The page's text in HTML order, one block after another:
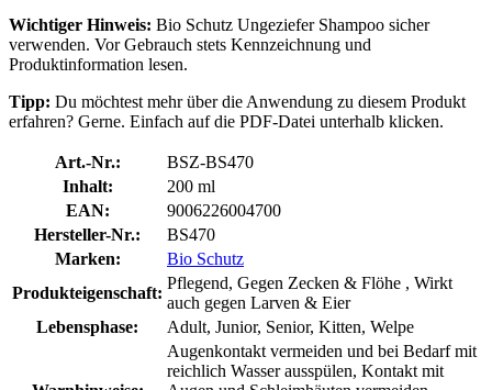
Wichtiger Hinweis: Bio Schutz Ungeziefer Shampoo sicher
verwenden. Vor Gebrauch stets Kennzeichnung und
Produktinformation lesen.
Tipp: Du möchtest mehr über die Anwendung zu diesem Produkt
erfahren? Gerne. Einfach auf die PDF-Datei unterhalb klicken.
Art.-Nr.:
BSZ-BS470
Inhalt:
200 ml
EAN:
9006226004700
Hersteller-Nr.:
BS470
Marken:
Bio Schutz
Produkteigenschaft:
Pflegend, Gegen Zecken & Flöhe , Wirkt
auch gegen Larven & Eier
Lebensphase:
Adult, Junior, Senior, Kitten, Welpe
Augenkontakt vermeiden und bei Bedarf mit
reichlich Wasser ausspülen, Kontakt mit